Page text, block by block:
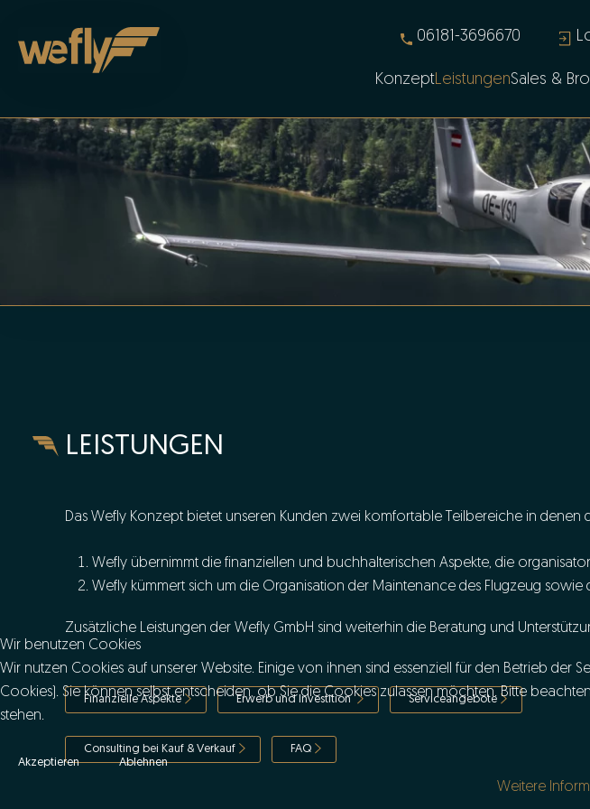
Skip to main content
KonzeptLeistungenSales &
06181-3696670
LEISTUNGEN
Das Wefly Konzept bietet unseren Kunden zwei komfortable Teilbereiche in
Wefly übernimmt die finanziellen und buchhalterischen Aspekte, die
Wefly kümmert sich um die Organisation der Maintenance des Flugzeug sowie
Zusätzliche Leistungen der Wefly GmbH sind weiterhin die Beratung und
Finanzielle Aspekte Erwerb und Investition Serviceangebote
Consulting bei Kauf & Verkauf FAQ
Wir benutzen Cookies
Wir nutzen Cookies auf unserer Website. Einige von ihnen sind essenziell für den Betrieb der
Cookies). Sie können selbst entscheiden, ob Sie die Cookies zulassen möchten. Bitte
stehen.
Akzeptieren Ablehnen
Weitere